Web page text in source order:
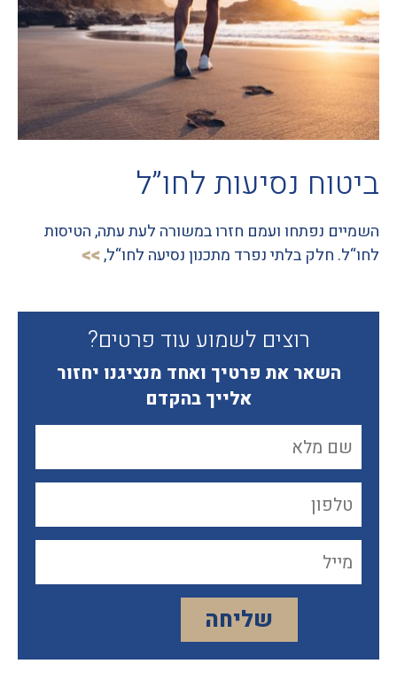
ביטוח נסיעות לחו”ל
השמיים נפתחו ועמם חזרו במשורה לעת עתה, הטיסות
לחו“ל. חלק בלתי נפרד מתכנון נסיעה לחו“ל,
רוצים לשמוע עוד פרטים?
השאר את פרטיך ואחד מנציגנו יחזור
אלייך בהקדם